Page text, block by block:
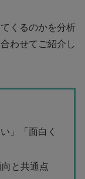
くるのかを分析
わせてご紹介し
」「面白く
と共通点